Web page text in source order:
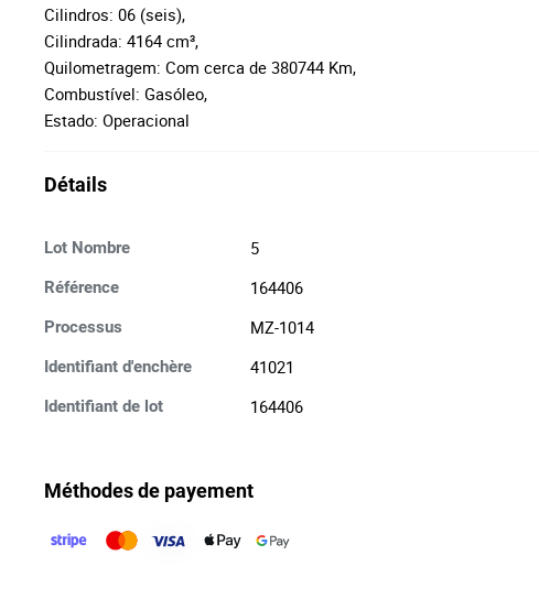
Cilindros: 06 (seis),
Cilindrada: 4164 cm³,
Quilometragem: Com cerca de 380744 Km,
Combustível: Gasóleo,
Estado: Operacional
Détails
Lot Nombre 5
Référence 164406
Processus MZ-1014
Identifiant d'enchère 41021
Identifiant de lot 164406
Méthodes de payement